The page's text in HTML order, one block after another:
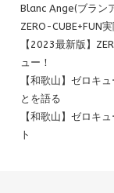
Blanc Ange(ブラン
ZERO-CUBE+FUN
【2023最新版】
ュー！
【和歌山】ゼロキ
とを語る
【和歌山】ゼロキ
ト